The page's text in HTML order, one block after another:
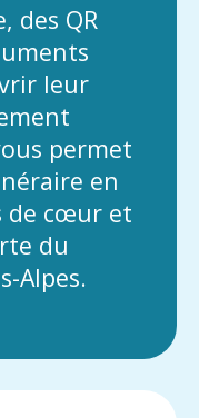
des QR
leur
permet
en
de cœur et
du
Alpes.